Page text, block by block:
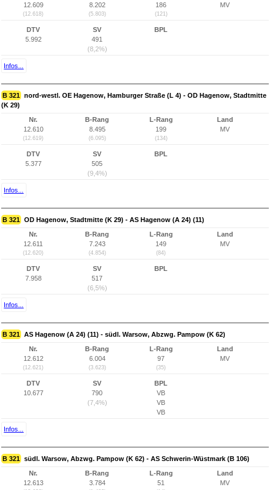
12.609
(12.618)
8.202
(5.803)
186
(121)
MV
DTV
5.992
SV
491
(8,2%)
BPL
Infos...
B 321 nord-westl. OE Hagenow, Hamburger Straße (L 4) - OD Hagenow, Stadtmitte
(K 29)
Nr.
12.610
(12.619)
B-Rang
8.495
(6.095)
L-Rang
199
(134)
Land
MV
DTV
5.377
SV
505
(9,4%)
BPL
Infos...
B 321 OD Hagenow, Stadtmitte (K 29) - AS Hagenow (A 24) (11)
Nr.
12.611
(12.620)
B-Rang
7.243
(4.854)
L-Rang
149
(84)
Land
MV
DTV
7.958
SV
517
(6,5%)
BPL
Infos...
B 321 AS Hagenow (A 24) (11) - südl. Warsow, Abzwg. Pampow (K 62)
Nr.
12.612
(12.621)
B-Rang
6.004
(3.623)
L-Rang
97
(35)
Land
MV
DTV
10.677
SV
790
(7,4%)
BPL
VB
VB
VB
Infos...
B 321 südl. Warsow, Abzwg. Pampow (K 62) - AS Schwerin-Wüstmark (B 106)
Nr.
12.613
B-Rang
3.784
L-Rang
51
Land
MV